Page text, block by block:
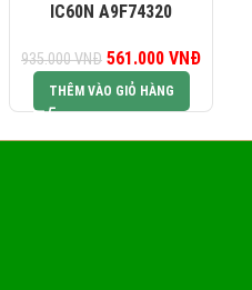
Giá hiện tại là:
924.000 VNĐ.
IC60N A9F74320
935.000VNĐ
Giá gốc là:
935.000 VNĐ.
561.000 VNĐ
THÊM VÀO GIỎ HÀNG